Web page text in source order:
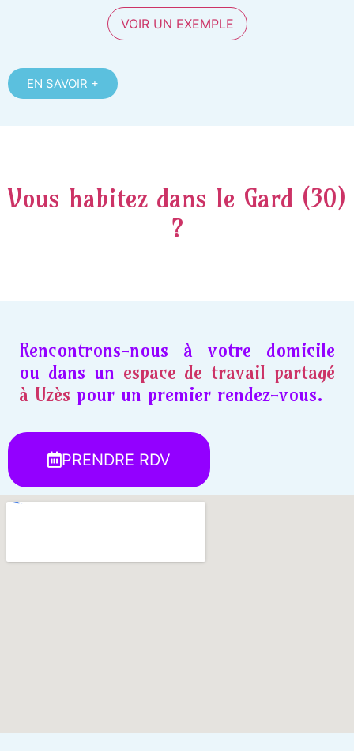
VOIR UN EXEMPLE
EN SAVOIR +
Vous habitez dans le Gard (30)
?
Rencontrons-nous à votre domicile
ou dans un espace de travail partagé
à Uzès pour un premier rendez-vous.
PRENDRE RDV